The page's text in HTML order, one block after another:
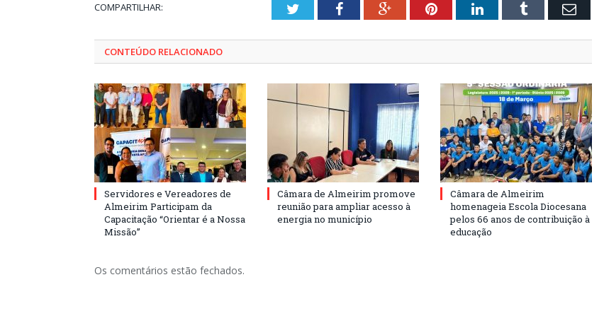
COMPARTILHAR: TwitterFacebookGoogle+PinterestLinkedInTumblr Email
CONTEÚDO RELACIONADO
Servidores e Vereadores de
Almeirim Participam da
Capacitação “Orientar é a Nossa
Missão”
Câmara de Almeirim promove
reunião para ampliar acesso à
energia no município
Câmara de Almeirim
homenageia Escola Diocesana
pelos 66 anos de contribuição à
educação
Os comentários estão fechados.